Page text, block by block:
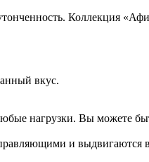
Коллекция
вкус.
нагрузки. Вы можете
и выдвигаются